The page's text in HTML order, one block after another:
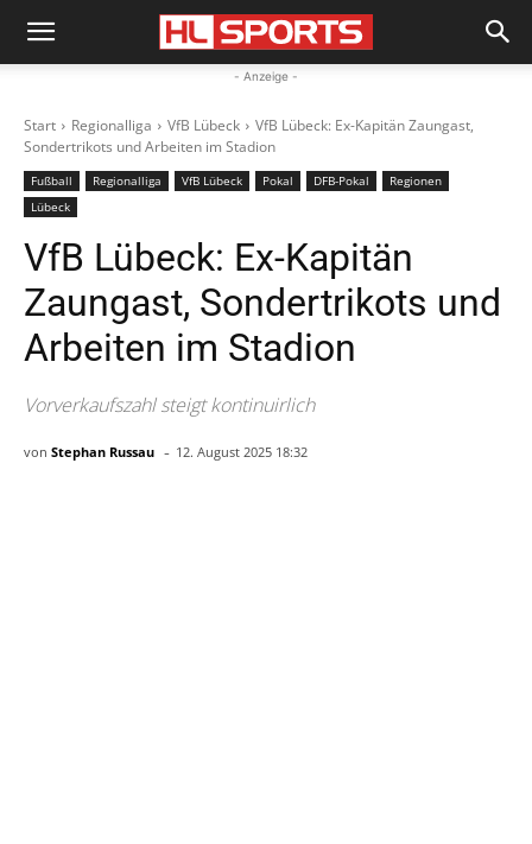
- Anzeige -
Start Regionalliga VfB Lübeck
VfB Lübeck: Ex-Kapitän Zaungast,
Sondertrikots und Arbeiten im Stadion
Fußball Regionalliga VfB Lübeck Pokal DFB-Pokal
Regionen
Lübeck
VfB Lübeck: Ex-Kapitän
Zaungast, Sondertrikots und
Arbeiten im Stadion
Vorverkaufszahl steigt kontinuirlich
von Stephan Russau - 12. August 2025 18:32